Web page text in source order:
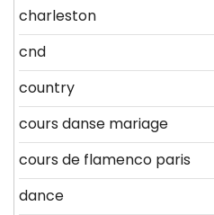
charleston
cnd
country
cours danse mariage
cours de flamenco paris
dance